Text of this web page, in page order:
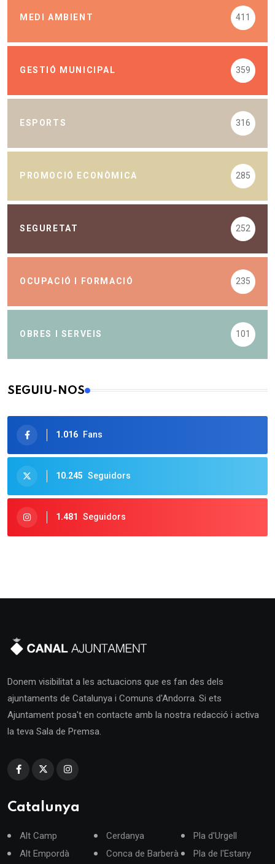
MEDI AMBIENT 411
GESTIÓ MUNICIPAL 359
ESPORTS 316
PROMOCIÓ ECONÒMICA 285
SEGURETAT 252
OCUPACIÓ I FORMACIÓ 235
OBRES I SERVEIS 101
SEGUIU-NOS
1.016 Fans
10.245 Seguidors
1.481 Seguidors
Donem visibilitat a les actuacions que es fan des dels
ajuntaments de Catalunya i Comuns d'Andorra. Si ets
Ajuntament posa't en contacte amb la nostra redacció i activa
la teva Sala de Premsa.
Catalunya
Alt Camp
Alt Empordà
Cerdanya
Conca de Barberà
Pla d'Urgell
Pla de l'Estany